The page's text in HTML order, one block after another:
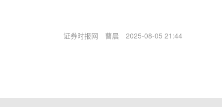
证券时报网 曹晨 2025-08-05 21:44